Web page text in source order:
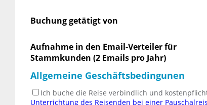
Buchung getätigt von
Aufnahme in den Email-Verteiler für
Stammkunden (2 Emails pro Jahr)
Allgemeine Geschäftsbedingunen
Ich buche die Reise verbindlich und
Unterrichtung des Reisenden bei einer